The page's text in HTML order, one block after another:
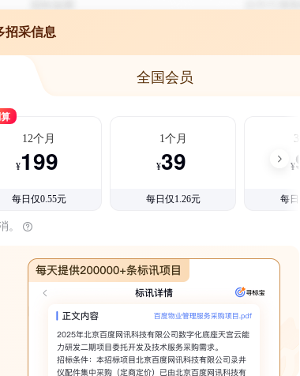
招采信息
全国会员
12个月
¥199
每日仅0.55元
1个月
¥39
每日仅1.26元
¥
每日
。